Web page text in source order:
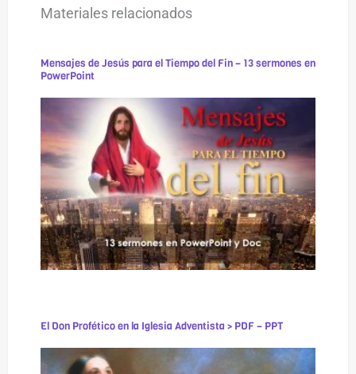
Materiales relacionados
Mensajes de Jesús para el Tiempo del Fin – 13 sermones en
PowerPoint
El Don Profético en la Iglesia Adventista > PDF – PPT